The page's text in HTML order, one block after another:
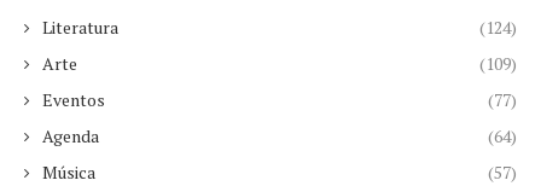
Literatura
(124)
Arte
(109)
Eventos
(77)
Agenda
(64)
Música
(57)